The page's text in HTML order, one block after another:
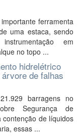
ferramenta
uma estaca, sendo
em
no topo ...
hidrelétrico
de falhas
barragens no
Segurança de
de líquidos
essas ...